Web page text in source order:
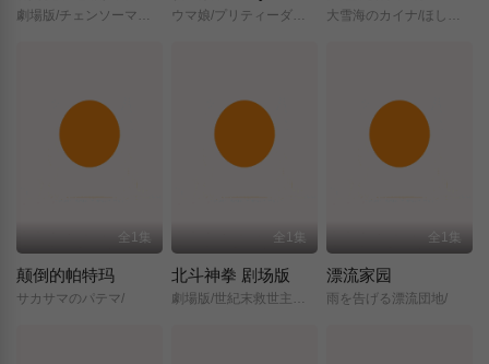
全1集
颠倒的帕特玛
サカサマのパテマ/
全1集
北斗神拳 剧场版
劇場版/世紀末救世主伝説/北斗の拳/
全1集
漂流家园
雨を告げる漂流団地/